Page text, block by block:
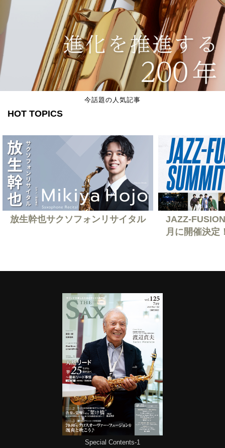
今話題の人気記事
HOT TOPICS
放生幹也サクソフォンリサイタル
JAZZ-
月に開催決定
Special Contents-1